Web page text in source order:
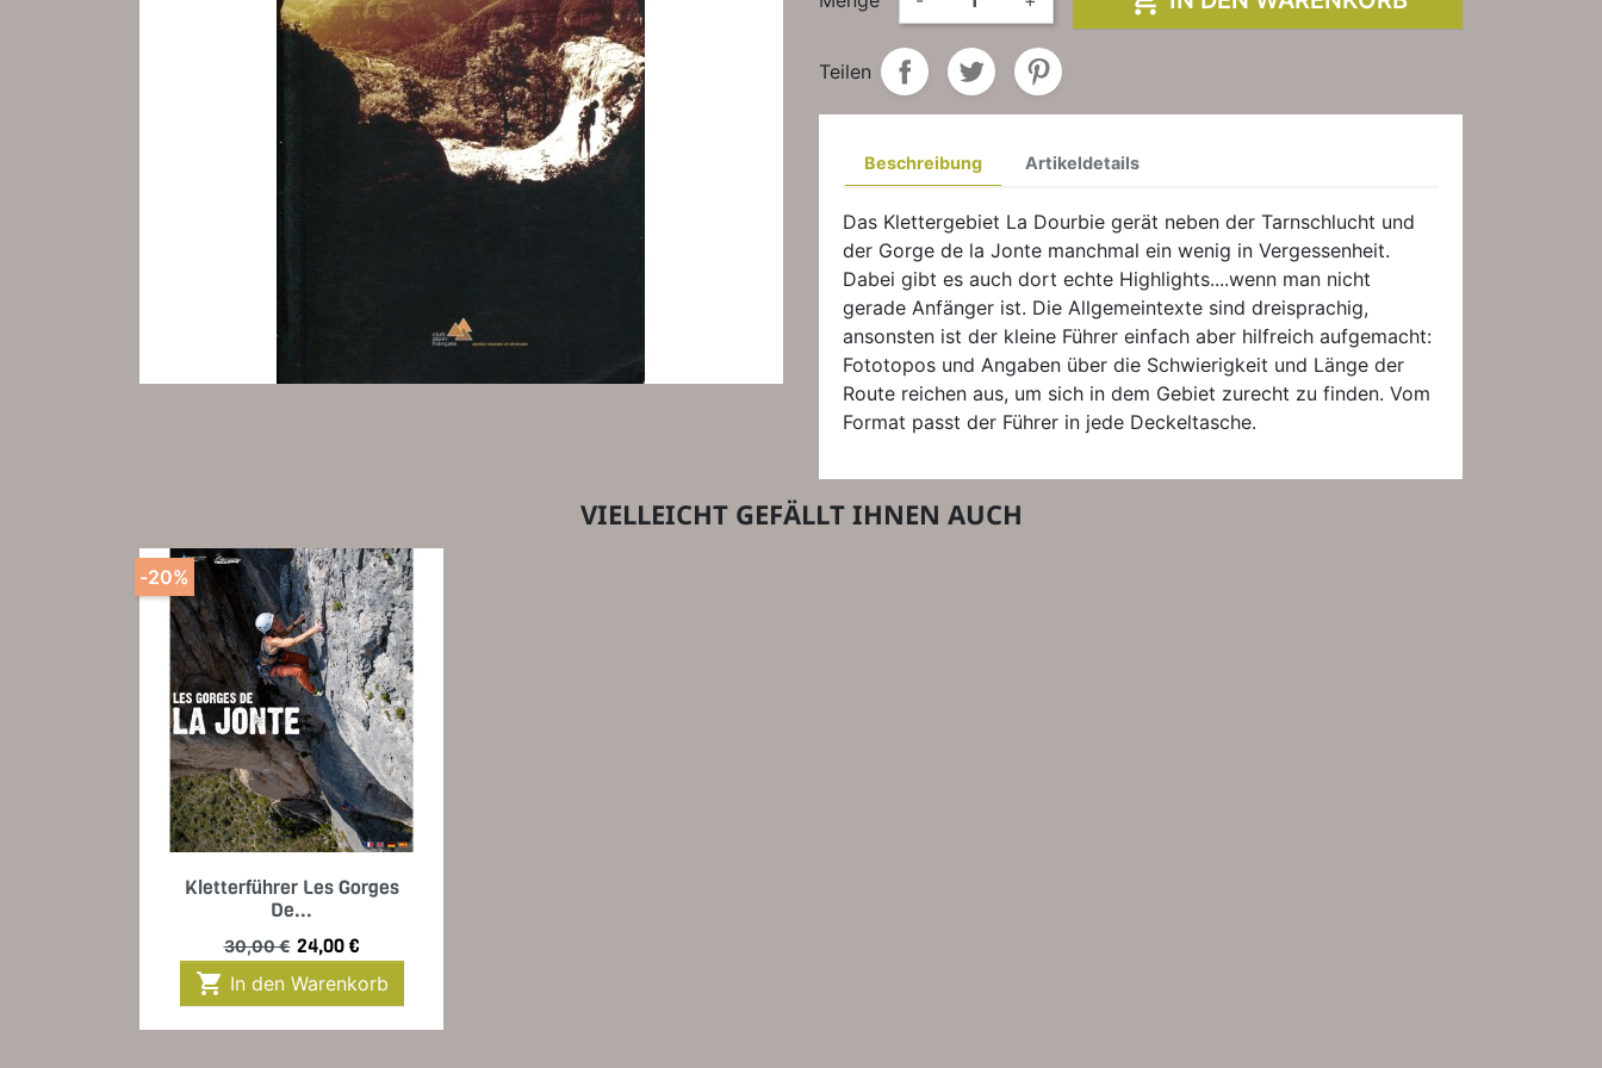
Teilen
Beschreibung Artikeldetails
Das Klettergebiet La Dourbie gerät neben der Tarnschlucht und
der Gorge de la Jonte manchmal ein wenig in Vergessenheit.
Dabei gibt es auch dort echte Highlights....wenn man nicht
gerade Anfänger ist. Die Allgemeintexte sind dreisprachig,
ansonsten ist der kleine Führer einfach aber hilfreich aufgemacht:
Fototopos und Angaben über die Schwierigkeit und Länge der
Route reichen aus, um sich in dem Gebiet zurecht zu finden. Vom
Format passt der Führer in jede Deckeltasche.
VIELLEICHT GEFÄLLT IHNEN AUCH
Vorschau
Kletterführer Les Gorges
De...
Verkaufspreis
30,00 € Preis
24,00 €
 In den Warenkorb
-20%